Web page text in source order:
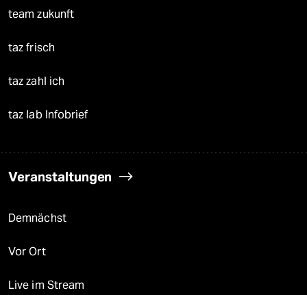
team zukunft
taz frisch
taz zahl ich
taz lab Infobrief
Veranstaltungen
Demnächst
Vor Ort
Live im Stream